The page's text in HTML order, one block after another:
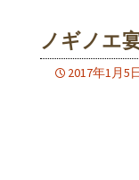
ノギノエ
2017年1月5